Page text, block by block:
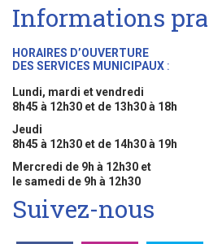
Informations
HORAIRES D’OUVERTURE
DES SERVICES MUNICIPAUX :
Lundi, mardi et vendredi
8h45 à 12h30 et de 13h30 à 18h
Jeudi
8h45 à 12h30 et de 14h30 à 19h
Mercredi de 9h à 12h30 et
le samedi de 9h à 12h30
Suivez-nous